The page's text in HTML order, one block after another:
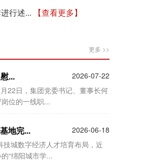
行述... 【查看更多】
更多 >>
...
2026-07-22
22日，集团党委书记、董事长何
位的一线职...
地完...
2026-06-18
城数字经济人才培育布局，近
“绵阳城市学...